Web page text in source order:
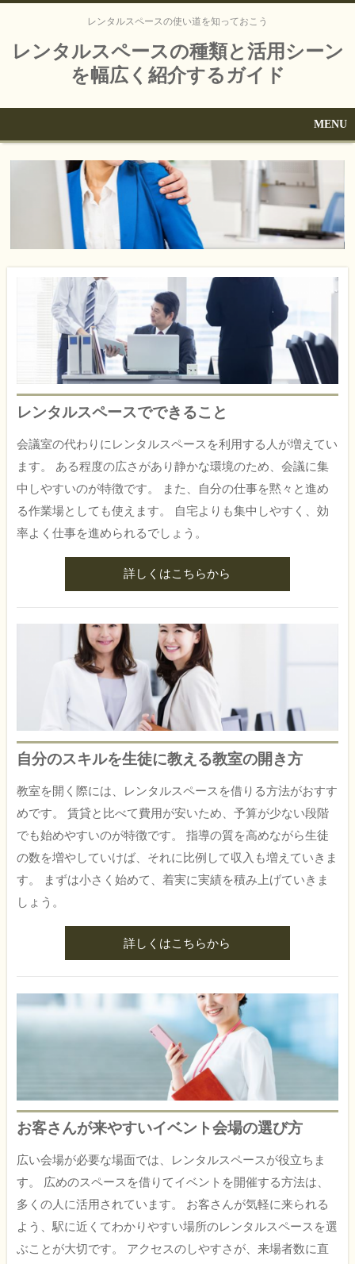
レンタルスペースの使い道を知っておこう
レンタルスペースの種類と活用シーン
を幅広く紹介するガイド
MENU
レンタルスペースでできること
会議室の代わりにレンタルスペースを利用する人が増えてい
ます。 ある程度の広さがあり静かな環境のため、会議に集
中しやすいのが特徴です。 また、自分の仕事を黙々と進め
る作業場としても使えます。 自宅よりも集中しやすく、効
率よく仕事を進められるでしょう。
詳しくはこちらから
自分のスキルを生徒に教える教室の開き方
教室を開く際には、レンタルスペースを借りる方法がおすす
めです。 賃貸と比べて費用が安いため、予算が少ない段階
でも始めやすいのが特徴です。 指導の質を高めながら生徒
の数を増やしていけば、それに比例して収入も増えていきま
す。 まずは小さく始めて、着実に実績を積み上げていきま
しょう。
詳しくはこちらから
お客さんが来やすいイベント会場の選び方
広い会場が必要な場面では、レンタルスペースが役立ちま
す。 広めのスペースを借りてイベントを開催する方法は、
多くの人に活用されています。 お客さんが気軽に来られる
よう、駅に近くてわかりやすい場所のレンタルスペースを選
ぶことが大切です。 アクセスのしやすさが、来場者数に直